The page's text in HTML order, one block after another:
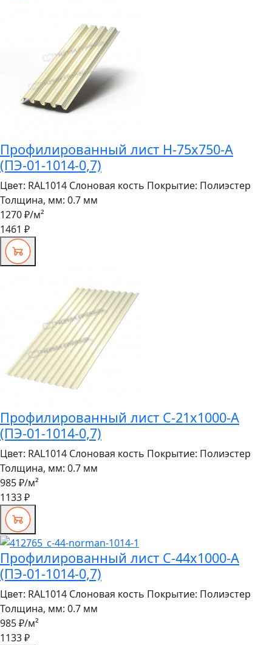
Профилированный лист Н-75x750-A
(ПЭ-01-1014-0,7)
Цвет: RAL1014 Слоновая кость Покрытие: Полиэстер
Толщина, мм: 0.7 мм
1270 ₽/м²
1461 ₽
Профилированный лист С-21x1000-A
(ПЭ-01-1014-0,7)
Цвет: RAL1014 Слоновая кость Покрытие: Полиэстер
Толщина, мм: 0.7 мм
985 ₽/м²
1133 ₽
Профилированный лист С-44x1000-A
(ПЭ-01-1014-0,7)
Цвет: RAL1014 Слоновая кость Покрытие: Полиэстер
Толщина, мм: 0.7 мм
985 ₽/м²
1133 ₽